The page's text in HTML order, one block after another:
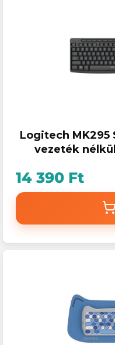
Logitech MK295
vezeték
14 390 Ft